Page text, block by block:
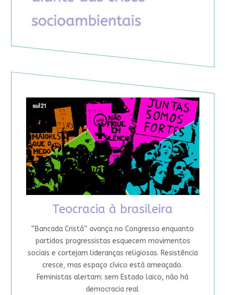
Teocracia à brasileira
“Bancada Cristã” avança no Congresso enquanto
partidos progressistas esquecem movimentos
sociais e cortejam lideranças religiosas. Resistência
cresce, mas espaço cívico está ameaçado.
Feministas alertam: sem Estado laico, não há
democracia real